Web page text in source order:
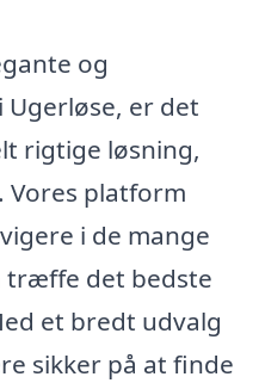
og
er det
rigtige løsning,
Vores platform
i de mange
træffe det bedste
et bredt udvalg
sikker på at finde